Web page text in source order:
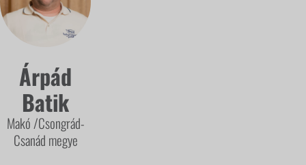
Árpád
Batik
Makó /Csongrád-
Csanád megye